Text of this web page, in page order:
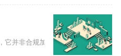
它并非合规加密货币，属于已经被多